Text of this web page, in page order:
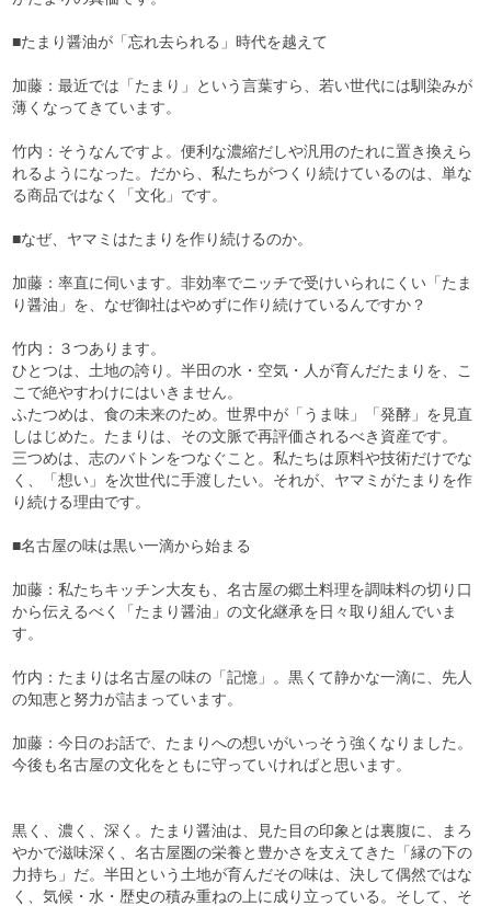
■たまり醤油が「忘れ去られる」時代を越えて
加藤：最近では「たまり」という言葉すら、若い世代には馴染みが
薄くなってきています。
竹内：そうなんですよ。便利な濃縮だしや汎用のたれに置き換えら
れるようになった。だから、私たちがつくり続けているのは、単な
る商品ではなく「文化」です。
■なぜ、ヤマミはたまりを作り続けるのか。
加藤：率直に伺います。非効率でニッチで受けいられにくい「たま
り醤油」を、なぜ御社はやめずに作り続けているんですか？
竹内：３つあります。
ひとつは、土地の誇り。半田の水・空気・人が育んだたまりを、こ
こで絶やすわけにはいきません。
ふたつめは、食の未来のため。世界中が「うま味」「発酵」を見直
しはじめた。たまりは、その文脈で再評価されるべき資産です。
三つめは、志のバトンをつなぐこと。私たちは原料や技術だけでな
く、「想い」を次世代に手渡したい。それが、ヤマミがたまりを作
り続ける理由です。
■名古屋の味は黒い一滴から始まる
加藤：私たちキッチン大友も、名古屋の郷土料理を調味料の切り口
から伝えるべく「たまり醤油」の文化継承を日々取り組んでいま
す。
竹内：たまりは名古屋の味の「記憶」。黒くて静かな一滴に、先人
の知恵と努力が詰まっています。
加藤：今日のお話で、たまりへの想いがいっそう強くなりました。
今後も名古屋の文化をともに守っていければと思います。
黒く、濃く、深く。たまり醤油は、見た目の印象とは裏腹に、まろ
やかで滋味深く、名古屋圏の栄養と豊かさを支えてきた「縁の下の
力持ち」だ。半田という土地が育んだその味は、決して偶然ではな
く、気候・水・歴史の積み重ねの上に成り立っている。そして、そ